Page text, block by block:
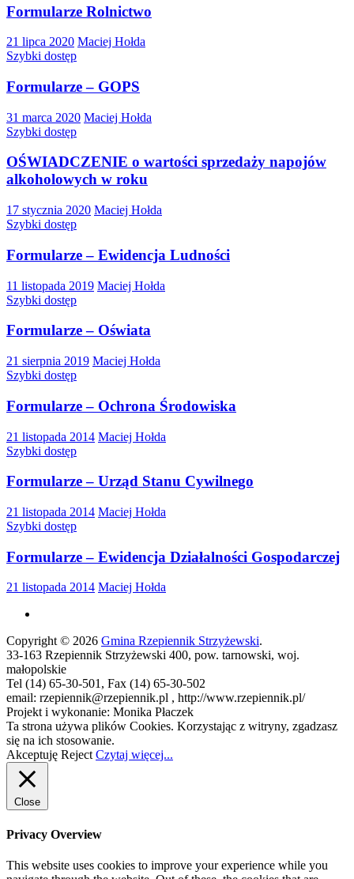
Formularze Rolnictwo
21 lipca 2020 Maciej Hołda
Szybki dostęp
Formularze – GOPS
31 marca 2020 Maciej Hołda
Szybki dostęp
OŚWIADCZENIE o wartości sprzedaży napojów
alkoholowych w roku
17 stycznia 2020 Maciej Hołda
Szybki dostęp
Formularze – Ewidencja Ludności
11 listopada 2019 Maciej Hołda
Szybki dostęp
Formularze – Oświata
21 sierpnia 2019 Maciej Hołda
Szybki dostęp
Formularze – Ochrona Środowiska
21 listopada 2014 Maciej Hołda
Szybki dostęp
Formularze – Urząd Stanu Cywilnego
21 listopada 2014 Maciej Hołda
Szybki dostęp
Formularze – Ewidencja Działalności Gospodarczej
21 listopada 2014 Maciej Hołda
Copyright © 2026 Gmina Rzepiennik Strzyżewski.
33-163 Rzepiennik Strzyżewski 400, pow. tarnowski, woj.
małopolskie
Tel (14) 65-30-501, Fax (14) 65-30-502
email: rzepiennik@rzepiennik.pl , http://www.rzepiennik.pl/
Projekt i wykonanie: Monika Płaczek
Ta strona używa plików Cookies. Korzystając z witryny, zgadzasz
się na ich stosowanie.
Akceptuję Reject Czytaj więcej...
Close
Privacy Overview
This website uses cookies to improve your experience while you